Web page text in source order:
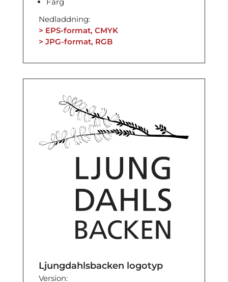
Nedladdning:
> EPS-format, CMYK
> JPG-format, RGB
Ljungdahlsbacken logotyp
Version: